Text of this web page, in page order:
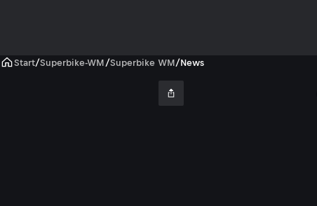
Start/Superbike-WM /Superbike WM/News